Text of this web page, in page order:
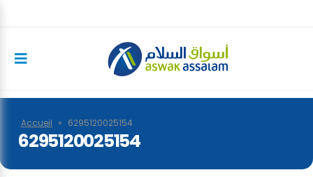
Accueil » 6295120025154
6295120025154